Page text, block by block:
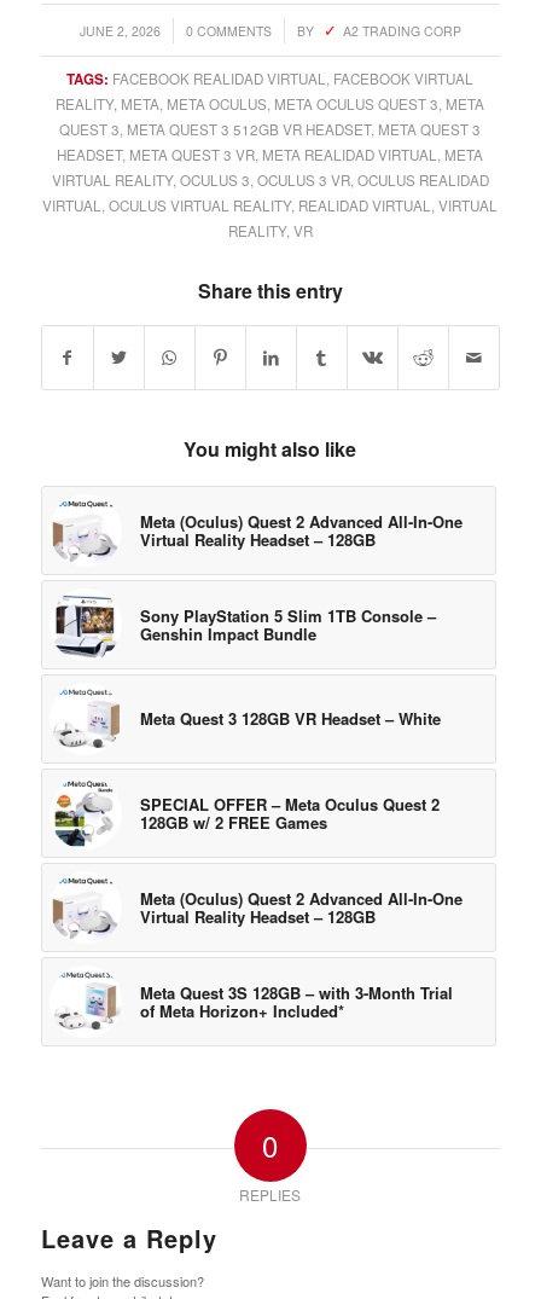
JUNE 2, 2026
/ 0 COMMENTS
/ BY A2 TRADING CORP
TAGS: FACEBOOK REALIDAD VIRTUAL, FACEBOOK VIRTUAL
REALITY, META, META OCULUS, META OCULUS QUEST 3, META
QUEST 3, META QUEST 3 512GB VR HEADSET, META QUEST 3
HEADSET, META QUEST 3 VR, META REALIDAD VIRTUAL, META
VIRTUAL REALITY,OCULUS 3,OCULUS 3 VR,OCULUS REALIDAD
VIRTUAL,OCULUS VIRTUAL REALITY, REALIDAD VIRTUAL,VIRTUAL
REALITY,VR
Share this entry
You might also like
Meta (Oculus) Quest 2 Advanced All-In-One
Virtual Reality Headset – 128GB
Sony PlayStation 5 Slim 1TB Console –
Genshin Impact Bundle
Meta Quest 3 128GB VR Headset – White
SPECIAL OFFER – Meta Oculus Quest 2
128GB w/ 2 FREE Games
Meta (Oculus) Quest 2 Advanced All-In-One
Virtual Reality Headset – 128GB
Meta Quest 3S 128GB – with 3-Month Trial
of Meta Horizon+ Included*
0
REPLIES
Leave a Reply
Want to join the discussion?